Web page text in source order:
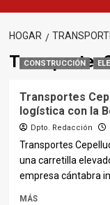
HOGAR
CONSTRUCCIÓN
Transportes
logística con la
Dpto. Redacción
Transportes
una carretilla
empresa cántabra
MÁS